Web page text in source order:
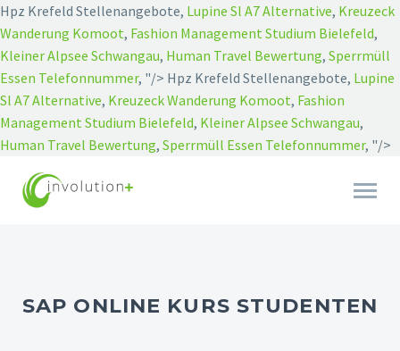
Hpz Krefeld Stellenangebote, Lupine Sl A7 Alternative, Kreuzeck
Wanderung Komoot, Fashion Management Studium Bielefeld,
Kleiner Alpsee Schwangau, Human Travel Bewertung, Sperrmüll
Essen Telefonnummer, "/> Hpz Krefeld Stellenangebote, Lupine
Sl A7 Alternative, Kreuzeck Wanderung Komoot, Fashion
Management Studium Bielefeld, Kleiner Alpsee Schwangau,
Human Travel Bewertung, Sperrmüll Essen Telefonnummer, "/>
SAP ONLINE KURS STUDENTEN